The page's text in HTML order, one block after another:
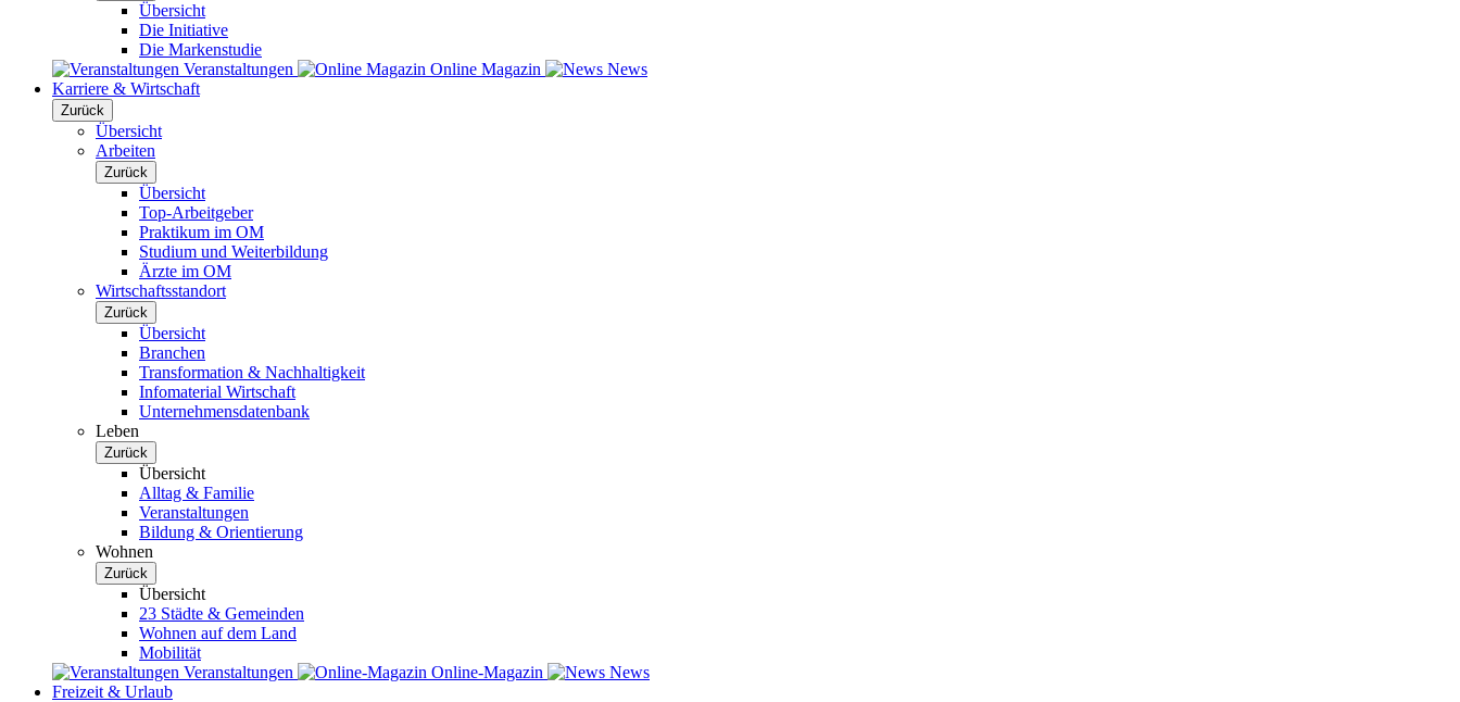
Übersicht
Die Initiative
Die Markenstudie
Veranstaltungen
Online Magazin
News
Karriere & Wirtschaft
Zurück
Übersicht
Arbeiten
Zurück
Übersicht
Top-Arbeitgeber
Praktikum im OM
Studium und Weiterbildung
Ärzte im OM
Wirtschaftsstandort
Zurück
Übersicht
Branchen
Transformation & Nachhaltigkeit
Infomaterial Wirtschaft
Unternehmensdatenbank
Leben
Zurück
Übersicht
Alltag & Familie
Veranstaltungen
Bildung & Orientierung
Wohnen
Zurück
Übersicht
23 Städte & Gemeinden
Wohnen auf dem Land
Mobilität
Veranstaltungen
Online-Magazin
News
Freizeit & Urlaub